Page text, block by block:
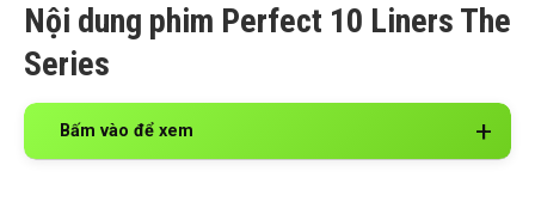
Nội dung phim Perfect 10 Liners The
Series
Bấm vào để xem